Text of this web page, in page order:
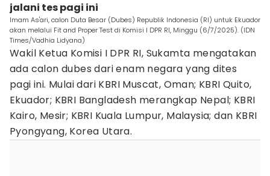
jalani tes pagi ini
Imam As'ari, calon Duta Besar (Dubes) Republik Indonesia (RI) untuk Ekuador
akan melalui Fit and Proper Test di Komisi I DPR RI, Minggu (6/7/2025). (IDN
Times/Vadhia Lidyana)
Wakil Ketua Komisi I DPR RI, Sukamta mengatakan
ada calon dubes dari enam negara yang dites
pagi ini. Mulai dari KBRI Muscat, Oman; KBRI Quito,
Ekuador; KBRI Bangladesh merangkap Nepal; KBRI
Kairo, Mesir; KBRI Kuala Lumpur, Malaysia; dan KBRI
Pyongyang, Korea Utara.